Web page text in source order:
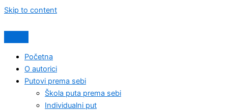
Skip to content
Početna
O autorici
Putovi prema sebi
Škola puta prema sebi
Individualni put